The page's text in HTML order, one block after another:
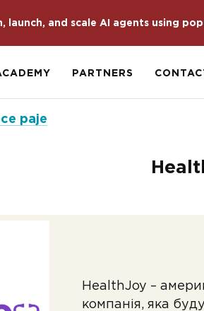
launch, and scale AI agents using
PARTNERS
paje
HealthJoy –
компанія, яка